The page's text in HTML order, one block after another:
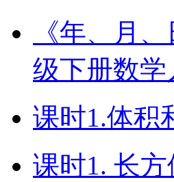
《年、月
级下册数学
课时1.体积
课时1. 长